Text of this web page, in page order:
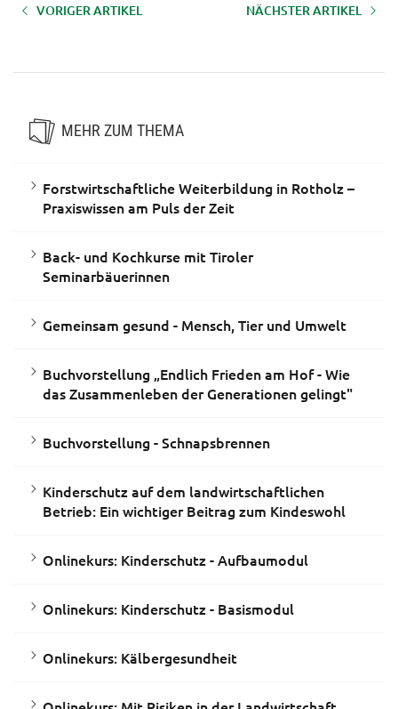
VORIGER ARTIKEL NÄCHSTER ARTIKEL
MEHR ZUM THEMA
Forstwirtschaftliche Weiterbildung in Rotholz –
Praxiswissen am Puls der Zeit
Back- und Kochkurse mit Tiroler
Seminarbäuerinnen
Gemeinsam gesund - Mensch, Tier und Umwelt
Buchvorstellung „Endlich Frieden am Hof - Wie
das Zusammenleben der Generationen gelingt"
Buchvorstellung - Schnapsbrennen
Kinderschutz auf dem landwirtschaftlichen
Betrieb: Ein wichtiger Beitrag zum Kindeswohl
Onlinekurs: Kinderschutz - Aufbaumodul
Onlinekurs: Kinderschutz - Basismodul
Onlinekurs: Kälbergesundheit